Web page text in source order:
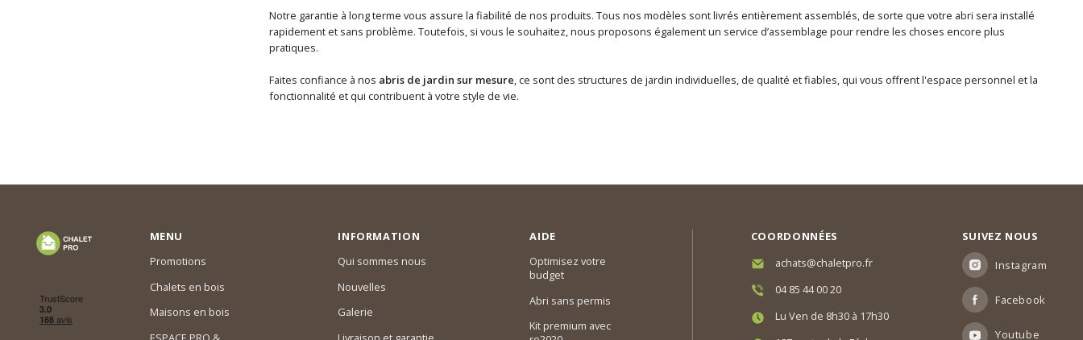
Notre garantie à long terme vous assure la fiabilité de nos produits. Tous nos modèles sont livrés entièrement assemblés, de sorte que votre abri sera installé
rapidement et sans problème. Toutefois, si vous le souhaitez, nous proposons également un service d’assemblage pour rendre les choses encore plus
pratiques.
Faites confiance à nos abris de jardin sur mesure, ce sont des structures de jardin individuelles, de qualité et fiables, qui vous offrent l'espace personnel et la
fonctionnalité et qui contribuent à votre style de vie.
MENU
Promotions
Chalets en bois
Maisons en bois
INFORMATION
Qui sommes nous
Nouvelles
Galerie
AIDE
Optimisez votre
budget
Abri sans permis
Kit premium avec
COORDONNÉES
achats@chaletpro.fr
04 85 44 00 20
Lu Ven de 8h30 à 17h30
SUIVEZ NOUS
Instagram
Facebook
Youtube